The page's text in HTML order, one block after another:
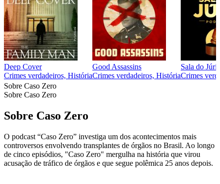
Deep Cover
Crimes verdadeiros, História
Good Assassins
Crimes verdadeiros, História
Sala do Júri
Crimes
Sobre Caso Zero
Sobre Caso Zero
Sobre Caso Zero
O podcast “Caso Zero” investiga um dos acontecimentos mais
controversos envolvendo transplantes de órgãos no Brasil. Ao longo
de cinco episódios, "Caso Zero" mergulha na história que virou
acusação de tráfico de órgãos e que segue polêmica 25 anos depois.